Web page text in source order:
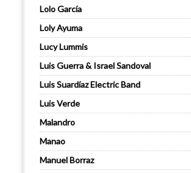
Lolo García
Loly Ayuma
Lucy Lummis
Luis Guerra & Israel Sandoval
Luis Suardíaz Electric Band
Luis Verde
Malandro
Manao
Manuel Borraz